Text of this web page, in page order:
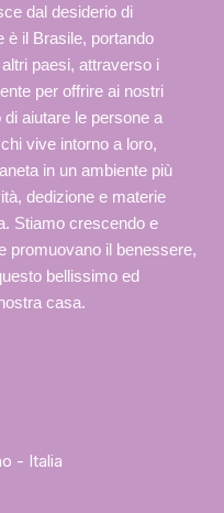
dal desiderio di
è il Brasile, portando
paesi, attraverso i
per offrire ai nostri
aiutare le persone a
vive intorno a loro,
in un ambiente più
dedizione e materie
Stiamo crescendo e
promuovano il benessere,
bellissimo ed
casa.
- Italia